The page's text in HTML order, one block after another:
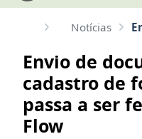
Notícias
Envio de
cadastro de
passa a ser
Flow